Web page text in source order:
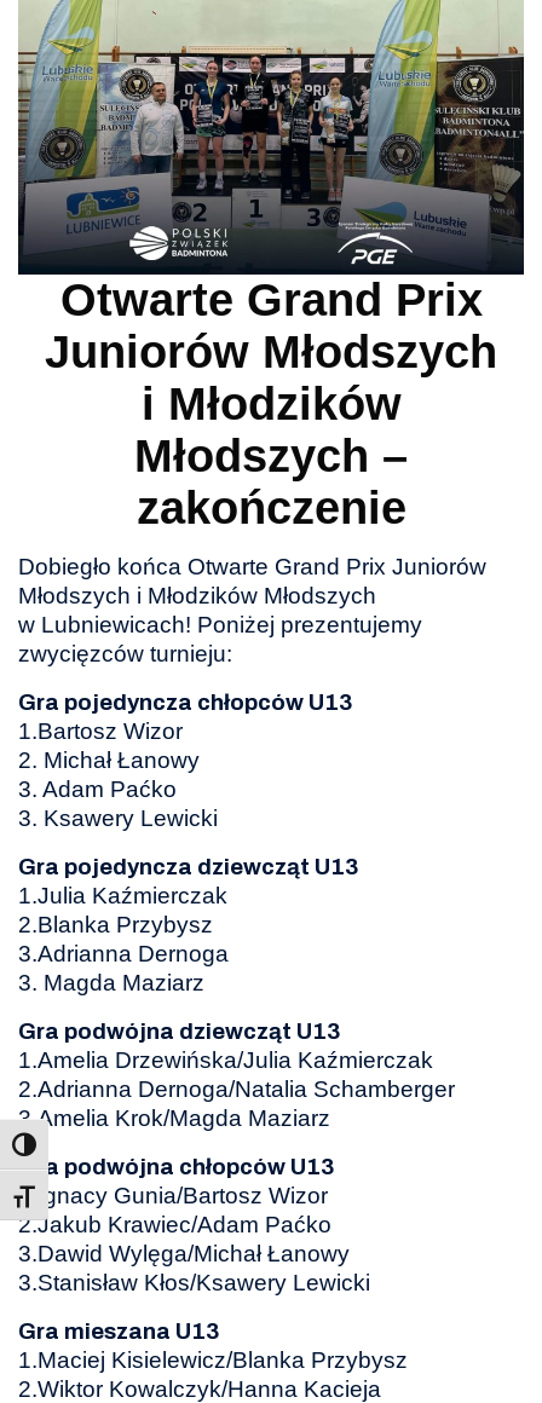
Toggle Font size
Otwarte Grand Prix
Juniorów Młodszych
i Młodzików
Młodszych –
zakończenie
Dobiegło końca Otwarte Grand Prix Juniorów
Młodszych i Młodzików Młodszych
w Lubniewicach! Poniżej prezentujemy
zwycięzców turnieju:
Gra pojedyncza chłopców U13
1.Bartosz Wizor
2. Michał Łanowy
3. Adam Paćko
3. Ksawery Lewicki
Gra pojedyncza dziewcząt U13
1.Julia Kaźmierczak
2.Blanka Przybysz
3.Adrianna Dernoga
3. Magda Maziarz
Gra podwójna dziewcząt U13
1.Amelia Drzewińska/Julia Kaźmierczak
2.Adrianna Dernoga/Natalia Schamberger
3.Amelia Krok/Magda Maziarz
Gra podwójna chłopców U13
1.Ignacy Gunia/Bartosz Wizor
2.Jakub Krawiec/Adam Paćko
3.Dawid Wylęga/Michał Łanowy
3.Stanisław Kłos/Ksawery Lewicki
Gra mieszana U13
1.Maciej Kisielewicz/Blanka Przybysz
2.Wiktor Kowalczyk/Hanna Kacieja